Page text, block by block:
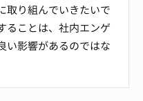
取り組んでいきたいで
ることは、社内エンゲ
い影響があるのではな